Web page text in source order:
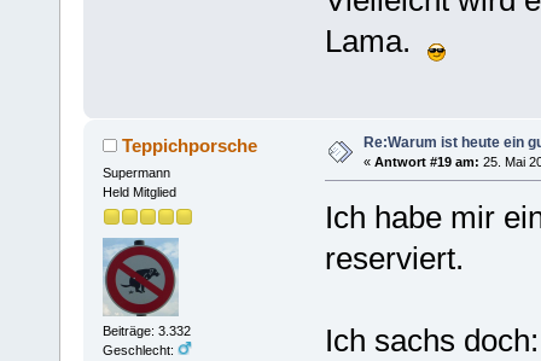
Lama.
Teppichporsche
Supermann
Held Mitglied
Beiträge: 3.332
Geschlecht:
Re:Warum ist heute ein
« Antwort #19 am: 25. Mai
Ich habe mir
reserviert.
Ich sachs